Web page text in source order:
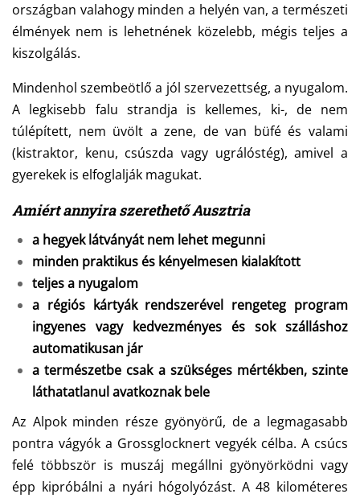
országban valahogy minden a helyén van, a természeti
élmények nem is lehetnének közelebb, mégis teljes a
kiszolgálás.
Mindenhol szembeötlő a jól szervezettség, a nyugalom.
A legkisebb falu strandja is kellemes, ki-, de nem
túlépített, nem üvölt a zene, de van büfé és valami
(kistraktor, kenu, csúszda vagy ugrálóstég), amivel a
gyerekek is elfoglalják magukat.
Amiért annyira szerethető Ausztria
a hegyek látványát nem lehet megunni
minden praktikus és kényelmesen kialakított
teljes a nyugalom
a régiós kártyák rendszerével rengeteg program
ingyenes vagy kedvezményes és sok szálláshoz
automatikusan jár
a természetbe csak a szükséges mértékben, szinte
láthatatlanul avatkoznak bele
Az Alpok minden része gyönyörű, de a legmagasabb
pontra vágyók a Grossglocknert vegyék célba. A csúcs
felé többször is muszáj megállni gyönyörködni vagy
épp kipróbálni a nyári hógolyózást. A 48 kilométeres